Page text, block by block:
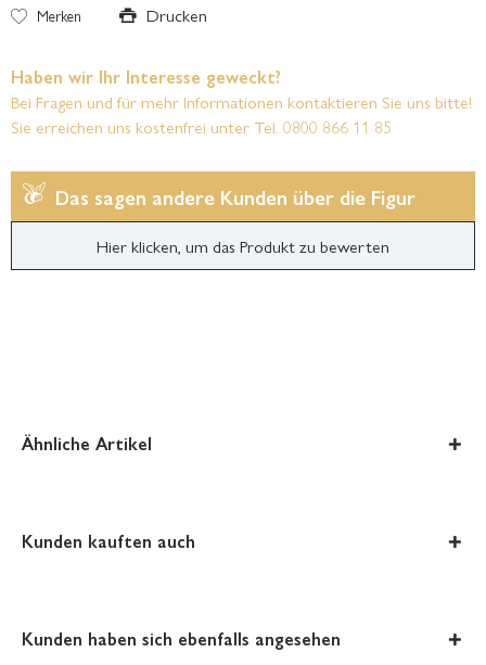
Merken Drucken
Haben wir Ihr Interesse geweckt?
Bei Fragen und für mehr Informationen kontaktieren Sie uns bitte!
Sie erreichen uns kostenfrei unter Tel. 0800 866 11 85
Das sagen andere Kunden über die Figur
Hier klicken, um das Produkt zu bewerten
Ähnliche Artikel
Kunden kauften auch
Kunden haben sich ebenfalls angesehen